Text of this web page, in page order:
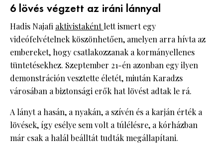
6 lövés végzett az iráni lánnyal
Hadis Najafi aktivistakéntlett ismert egy
videófelvételnek köszönhetően, amelyen arra hívta az
embereket, hogy csatlakozzanak a kormányellenes
tüntetésekhez. Szeptember 21-én azonban egy ilyen
demonstráción vesztette életét, miután Karadzs
városában a biztonsági erők hat lövést adtak le rá.
A lányt a hasán, a nyakán, a szívén és a karján érték a
lövések, így esélye sem volt a túlélésre, a kórházban
már csak a halál beálltát tudták megállapítani.